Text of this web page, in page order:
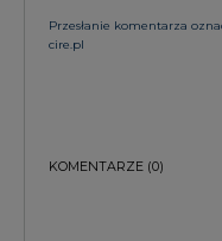
Przesłanie komentarza
cire.pl
KOMENTARZE (0)